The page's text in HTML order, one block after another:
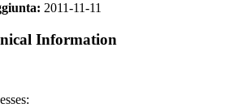
2011-11-11
Information